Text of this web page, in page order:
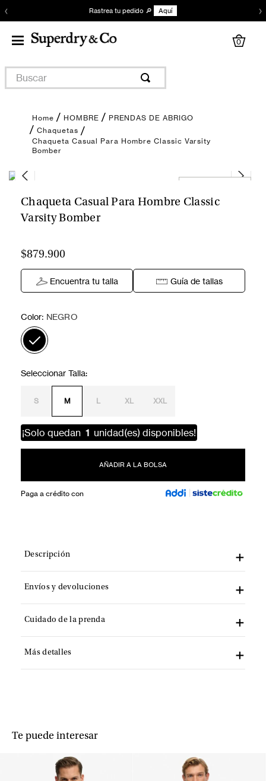
‹ Rastrea tu pedido 🔎 Aquí ›
0
Buscar
HOMBRE
PRENDAS DE ABRIGO
Chaquetas
Chaqueta Casual Para Hombre Classic Varsity
Bomber
Chaqueta Casual Para Hombre Classic
Varsity Bomber
$879.900
Encuentra tu talla Guía de tallas
Color: NEGRO
S M L XL XXL
¡Solo quedan 1 unidad(es) disponibles!
AÑADIR A LA BOLSA
Paga a crédito con
Descripción
Envíos y devoluciones
Cuidado de la prenda
Más detalles
Te puede interesar